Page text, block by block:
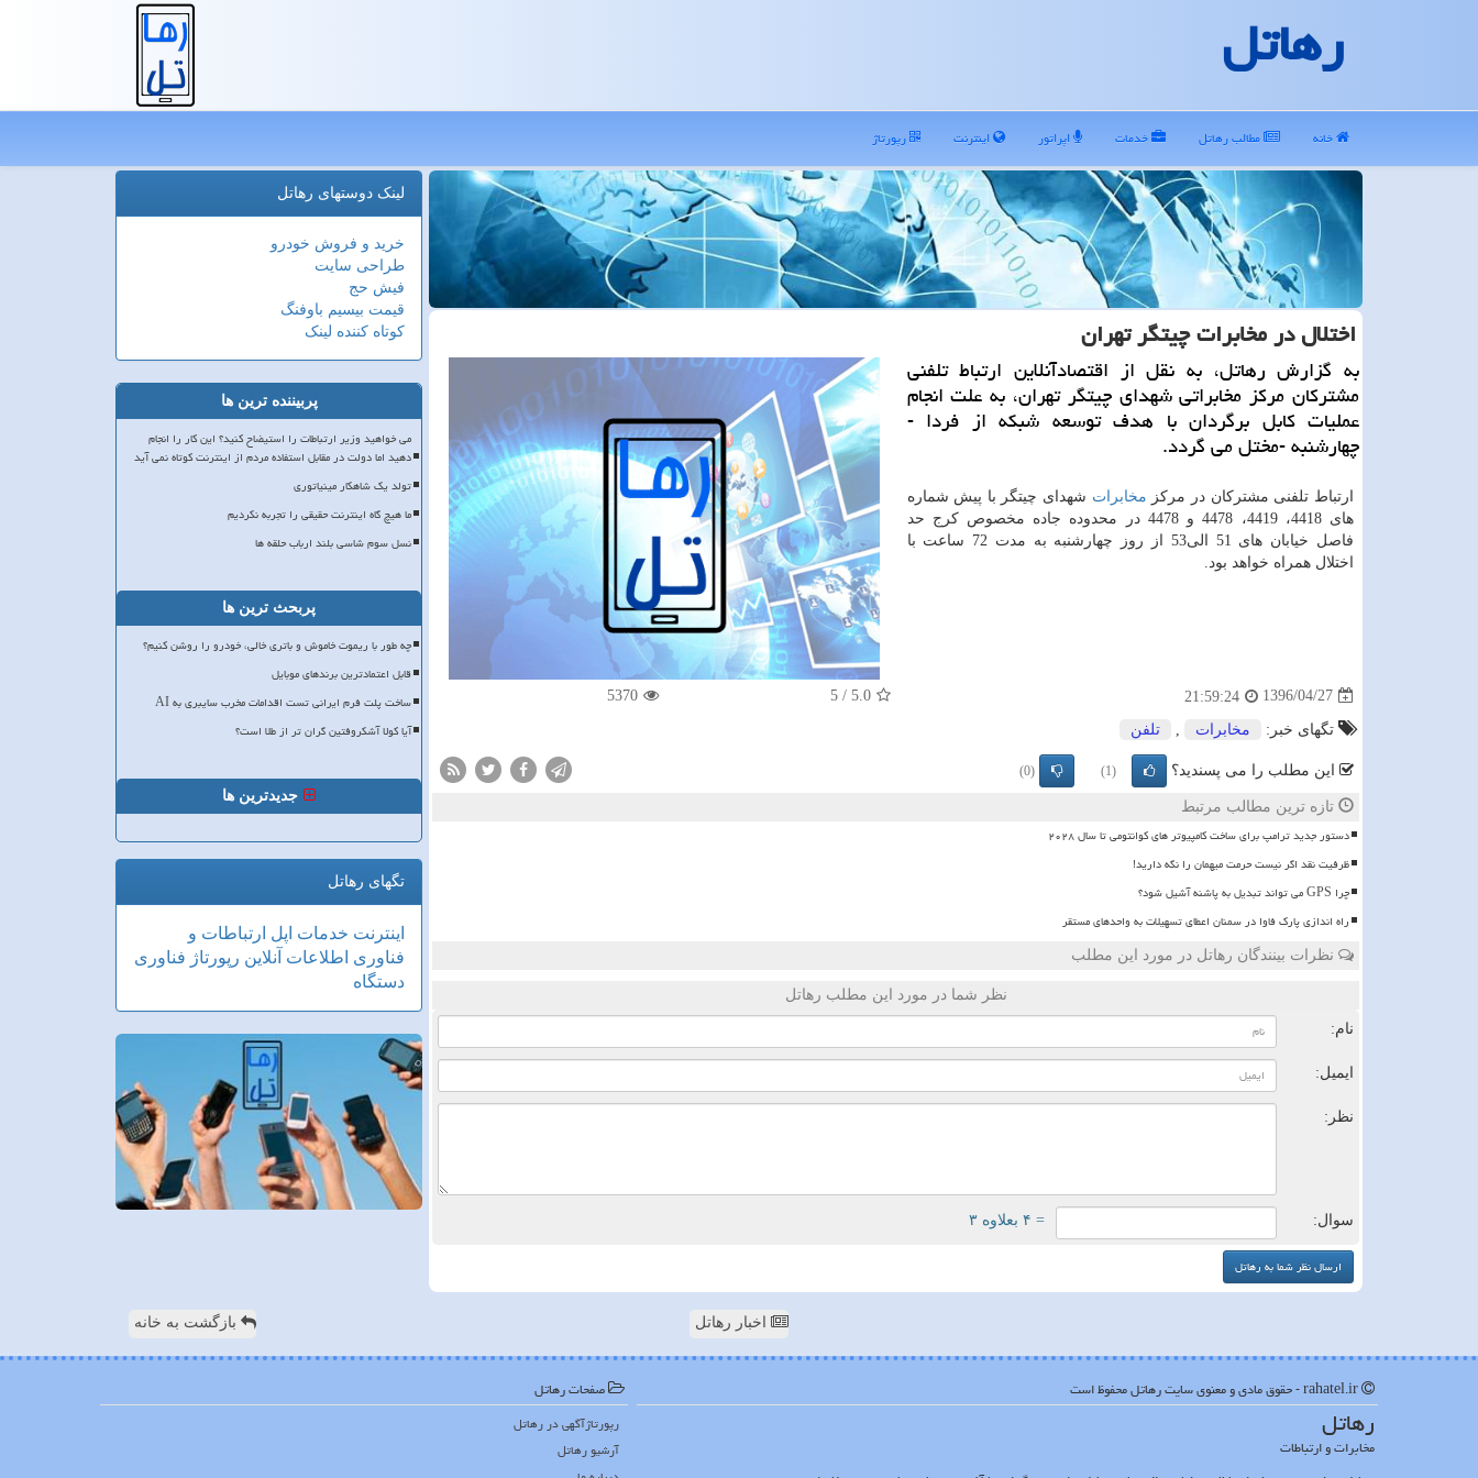
رهاتل
خانه مطالب رهاتل خدمات اپراتور اینترنت رپورتاژ
اختلال در مخابرات چیتگر تهران
به گزارش رهاتل، به نقل از اقتصادآنلاین ارتباط تلفنی
مشتركان مركز مخابراتی شهدای چیتگر تهران، به علت انجام
عملیات كابل برگردان با هدف توسعه شبكه از فردا -
چهارشنبه -مختل می گردد.
ارتباط تلفنی مشتركان در مركز مخابرات شهدای چیتگر با پیش شماره
های 4418، 4419، 4478 و 4478 در محدوده جاده مخصوص كرج حد
فاصل خیابان های 51 الی53 از روز چهارشنبه به مدت 72 ساعت با
اختلال همراه خواهد بود.
1396/04/27
21:59:24
5.0
/
5
5370
تگهای خبر: مخابرات , تلفن
این مطلب را می پسندید؟ (1)
(0)
تازه ترین مطالب مرتبط
دستور جدید ترامپ برای ساخت کامپیوتر های کوانتومی تا سال ۲۰۲۸
ظرفیت نقد اگر نیست حرمت میهمان را نگه دارید!
چرا GPS می تواند تبدیل به پاشنه آشیل شود؟
راه اندازی پارک فاوا در سمنان اعطای تسهیلات به واحدهای مستقر
نظرات بینندگان رهاتل در مورد این مطلب
نظر شما در مورد این مطلب رهاتل
نام:
ایمیل:
نظر:
سوال: = ۴ بعلاوه ۳
لینک دوستهای رهاتل
خرید و فروش خودرو
طراحی سایت
فیش حج
قیمت بیسیم باوفنگ
کوتاه کننده لینک
پربیننده ترین ها
می خواهید وزیر ارتباطات را استیضاح کنید؟ این کار را انجام
دهید اما دولت در مقابل استفاده مردم از اینترنت کوتاه نمی آید
تولد یک شاهکار مینیاتوری
ما هیچ گاه اینترنت حقیقی را تجربه نکردیم
نسل سوم شاسی بلند ارباب حلقه ها
پربحث ترین ها
چه طور با ریموت خاموش و باتری خالی، خودرو را روشن کنیم؟
قابل اعتمادترین برندهای موبایل
ساخت پلت فرم ایرانی تست اقدامات مخرب سایبری به AI
آیا کولا آشکروفتین گران تر از طلا است؟
جدیدترین ها
تگهای رهاتل
اینترنت خدمات اپل ارتباطات و
فناوری اطلاعات آنلاین رپورتاژ فناوری
دستگاه
اخبار رهاتل بازگشت به خانه
رهاتل
مخابرات و ارتباطات
صفحات رهاتل
رپورتاژآگهی در رهاتل
آرشیو رهاتل